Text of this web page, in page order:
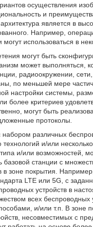
осуществления
и
является в
Например,
использоваться в
могут быть
может выполняться,
радиоокружении,
по меньшей мере
настройки системы,
более критериев
могут быть
протоколы.
различных
и/или
и/или возможностей,
станции с
в зоне покрытия.
LTE или 5G, с
устройств в
всех беспроводных
и/или т.п. В зоне
несовместимых с